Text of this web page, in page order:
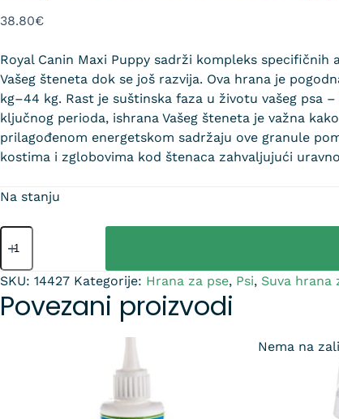
38.80€
Royal Canin Maxi Puppy sadrži kompleks
Vašeg šteneta dok se još razvija. Ova hrana je
kg–44 kg. Rast je suštinska faza u životu vašeg psa
ključnog perioda, ishrana Vašeg šteneta je važna
prilagođenom energetskom sadržaju ove granule
kostima i zglobovima kod štenaca zahvaljujući
Na stanju
SKU: 14427 Kategorije: Hrana za pse, Psi, Suva hrana
Povezani proizvodi
Nema na